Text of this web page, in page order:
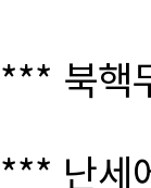
*** 북핵
*** 난세